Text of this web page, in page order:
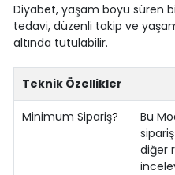
Diyabet, yaşam boyu süren
tedavi, düzenli takip ve
altında tutulabilir.
Teknik Özellikler
Minimum Sipariş?
Bu
diğer